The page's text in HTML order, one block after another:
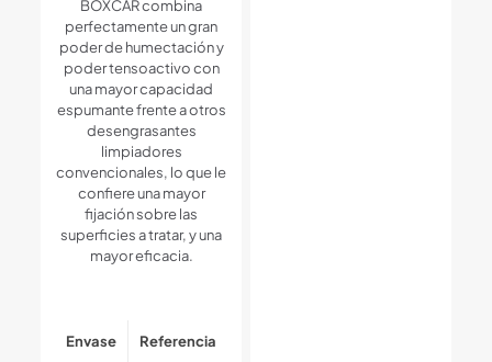
BOXCAR combina
perfectamente un gran
poder de humectación y
poder tensoactivo con
una mayor capacidad
espumante frente a otros
desengrasantes
limpiadores
convencionales, lo que le
confiere una mayor
fijación sobre las
superficies a tratar, y una
mayor eficacia.
Envase Referencia